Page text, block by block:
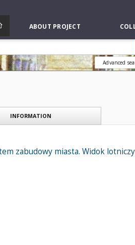
ABOUT PROJECT
Advanced
INFORMATION
zabudowy miasta. Widok